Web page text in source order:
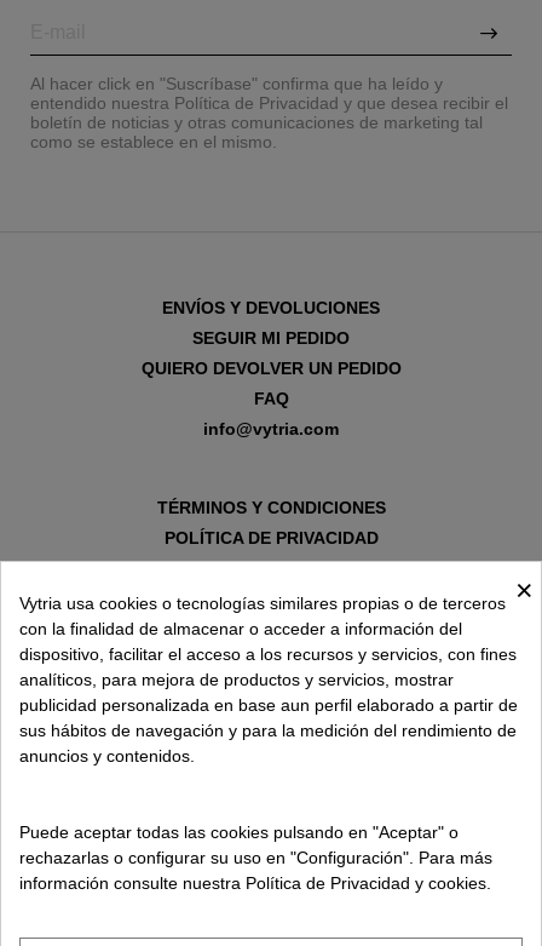
Al hacer click en "Suscríbase" confirma que ha leído y
entendido nuestra Política de Privacidad y que desea recibir el
boletín de noticias y otras comunicaciones de marketing tal
como se establece en el mismo.
ENVÍOS Y DEVOLUCIONES
SEGUIR MI PEDIDO
QUIERO DEVOLVER UN PEDIDO
FAQ
info@vytria.com
TÉRMINOS Y CONDICIONES
POLÍTICA DE PRIVACIDAD
AVISO LEGAL
POLÍTICA DE COOKIES
SOBRE VYTRIA
×
Vytria usa cookies o tecnologías similares propias o de terceros
con la finalidad de almacenar o acceder a información del
dispositivo, facilitar el acceso a los recursos y servicios, con fines
analíticos, para mejora de productos y servicios, mostrar
publicidad personalizada en base aun perfil elaborado a partir de
sus hábitos de navegación y para la medición del rendimiento de
anuncios y contenidos.
Puede aceptar todas las cookies pulsando en "Aceptar" o
rechazarlas o configurar su uso en "Configuración". Para más
información consulte nuestra Política de Privacidad y cookies.